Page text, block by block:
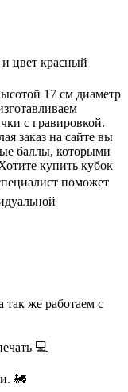
цвет красный
17 см диаметр
с гравировкой.
заказ на сайте вы
баллы, которыми
купить кубок
поможет
так же работаем с
💻
🚂